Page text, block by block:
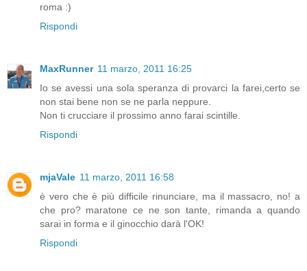
roma :)
Rispondi
MaxRunner 11 marzo, 2011 16:25
Io se avessi una sola speranza di provarci la farei,certo se
non stai bene non se ne parla neppure.
Non ti crucciare il prossimo anno farai scintille.
Rispondi
mjaVale 11 marzo, 2011 16:58
è vero che è più difficile rinunciare, ma il massacro, no! a
che pro? maratone ce ne son tante, rimanda a quando
sarai in forma e il ginocchio darà l'OK!
Rispondi